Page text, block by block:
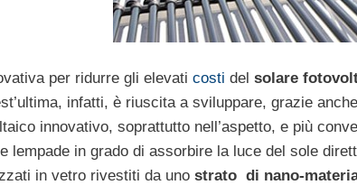
per ridurre gli elevati costi del solare
infatti, è riuscita a sviluppare, grazie
innovativo, soprattutto nell’aspetto, e più
lempade in grado di assorbire la luce del sole
in vetro rivestiti da uno strato di nano-